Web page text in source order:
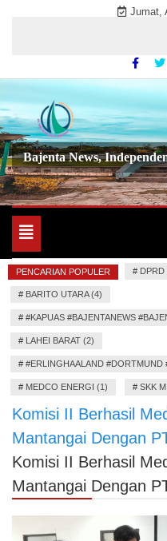
Jumat,
Bajenta News,
Toggle
navigation
PENCARIAN POPULER # DPRD
# BARITO UTARA (4)
# #KAPUAS #BAJENTANEWS
# LAHEI BARAT (2)
# #ERLINGHAALAND #DORTMUND
# MEDCO ENERGI (1) # SKK
Komisi II Berhasil
Mantangai Dengan
Komisi II Berhasil
Mantangai Dengan